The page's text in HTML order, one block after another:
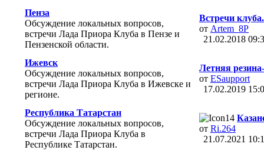
Пенза
Обсуждение локальных вопросов,
встречи Лада Приора Клуба в Пензе и
Пензенской области.
Встречи клуба.
от Artem_8P
21.02.2018
Ижевск
Обсуждение локальных вопросов,
встречи Лада Приора Клуба в Ижевске и
регионе.
Летняя
от ESaupport
17.02.2019
Республика Татарстан
Обсуждение локальных вопросов,
встречи Лада Приора Клуба в
Республике Татарстан.
от Ri.264
21.07.2021